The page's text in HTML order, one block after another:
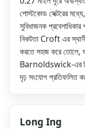
পোস্টকোড সেক্টরের
সুবিধাজনক
নিকটতা Croft এর
করতে সহজ করে তোলে,
Barnoldswick-এর
দৃঢ় সংযোগ প্রতিফলিত
Long Ing